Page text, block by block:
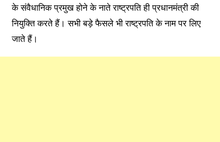
के संवैधानिक प्रमुख होने के नाते राष्ट्रपति ही प्रधानमंत्री की
नियुक्ति करते हैं। सभी बड़े फैसले भी राष्ट्रपति के नाम पर लिए
जाते हैं।